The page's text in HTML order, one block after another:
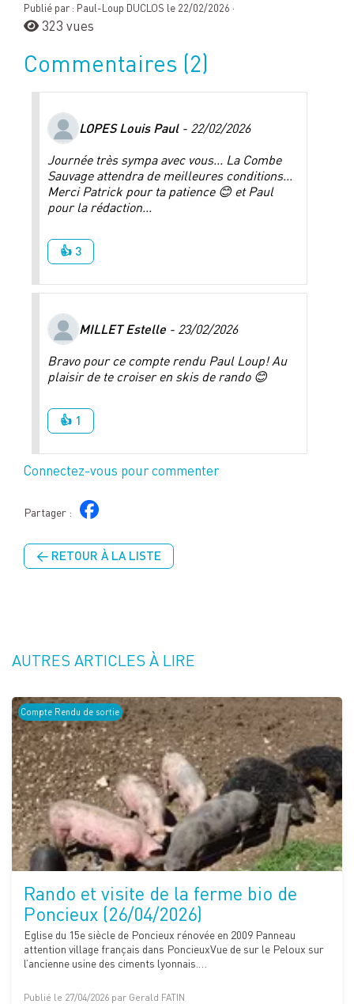
Publié par : Paul-Loup DUCLOS le 22/02/2026 ·
323 vues
Commentaires (2)
LOPES Louis Paul- 22/02/2026
Journée très sympa avec vous... La Combe
Sauvage attendra de meilleures conditions...
Merci Patrick pour ta patience 😊 et Paul
pour la rédaction...
👍 3
MILLET Estelle - 23/02/2026
Bravo pour ce compte rendu Paul Loup! Au
plaisir de te croiser en skis de rando 😊
👍 1
Connectez-vous pour commenter
Partager :
← RETOUR À LA LISTE
AUTRES ARTICLES À LIRE
Compte Rendu de sortie
Rando et visite de la ferme bio de
Poncieux (26/04/2026)
Eglise du 15e siècle de Poncieux rénovée en 2009 Panneau
attention village français dans PoncieuxVue de sur le Peloux sur
l’ancienne usine des ciments lyonnais.…
Publié le 27/04/2026 par Gerald FATIN